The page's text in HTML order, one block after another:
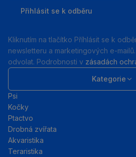
Přihlásit se k odběru
Kliknutím na tlačítko Příhlásit se k
newsletteru a marketingových e-
odvolat. Podrobnosti v zásadách
Kategorie
Psi
Kočky
Ptactvo
Drobná zvířata
Akvaristika
Teraristika